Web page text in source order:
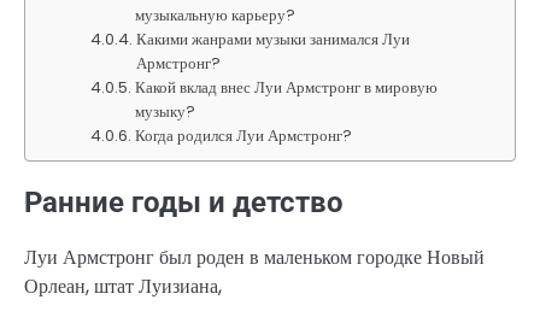
музыкальную карьеру?
Какими жанрами музыки занимался Луи
Армстронг?
Какой вклад внес Луи Армстронг в мировую
музыку?
Когда родился Луи Армстронг?
Ранние годы и детство
Луи Армстронг был роден в маленьком городке Новый
Орлеан, штат Луизиана,